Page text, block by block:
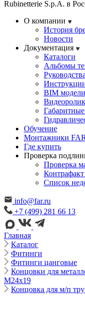
Rubinetterie S.p.A. в
О компании
История
Новости
Документация
Каталоги
Альбомы
BIM модели
Обучение
Монтажники FAR
Где купить
Проверка
Проверка
Cписок
info@far.ru
+7 (499) 281 66 13
Главная
Каталог
Фитинги
Фитинги цанговые
Концовки для
М24х19
Концовка для м/п